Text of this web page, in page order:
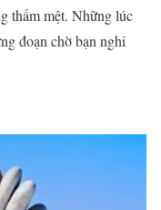
thấm mệt. Những lúc
đoạn chờ bạn nghỉ